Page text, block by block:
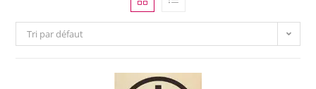
Tri par défaut